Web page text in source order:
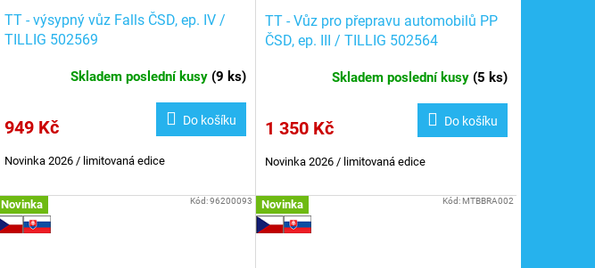
TT - výsypný vůz Falls ČSD, ep. IV /
TILLIG 502569
Skladem poslední kusy (9 ks)
949 Kč Do košíku
Novinka 2026 / limitovaná edice
TT - Vůz pro přepravu automobilů PP
ČSD, ep. III / TILLIG 502564
Skladem poslední kusy (5 ks)
1 350 Kč Do košíku
Novinka 2026 / limitovaná edice
Novinka Kód:96200093 Novinka Kód:MTBBRA002